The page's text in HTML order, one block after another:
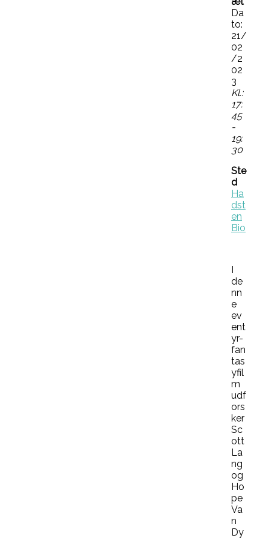
Da
to:
21/
02
/2
02
3
Kl.:
17:
45
-
19:
30
Ste
d
Ha
dst
en
Bio
I
de
nn
e
ev
ent
yr-
fan
tas
yfil
m
udf
ors
ker
Sc
ott
La
ng
og
Ho
pe
Va
n
Dy